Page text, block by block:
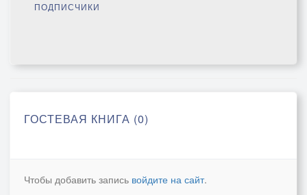
ПОДПИСЧИКИ
ГОСТЕВАЯ КНИГА (0)
Чтобы добавить запись войдите на сайт.